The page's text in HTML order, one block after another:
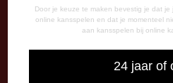
Door je keuze te maken bevestig je dat
online kansspelen en dat je momenteel
aan kansspelen bij online
24 jaar of
13:00 - 17:00 uur